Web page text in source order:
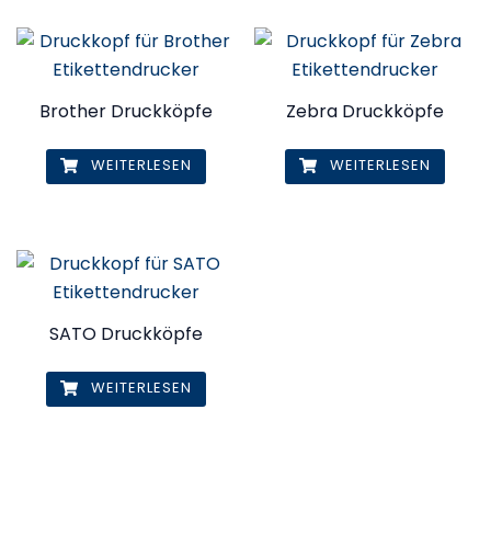
Brother Druckköpfe
WEITERLESEN
Zebra Druckköpfe
WEITERLESEN
SATO Druckköpfe
WEITERLESEN